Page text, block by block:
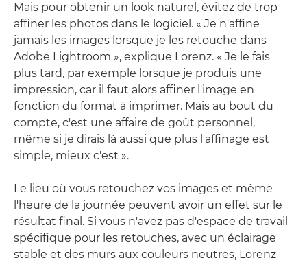
Mais pour obtenir un look naturel, évitez de trop
affiner les photos dans le logiciel. « Je n'affine
jamais les images lorsque je les retouche dans
Adobe Lightroom », explique Lorenz. « Je le fais
plus tard, par exemple lorsque je produis une
impression, car il faut alors affiner l'image en
fonction du format à imprimer. Mais au bout du
compte, c'est une affaire de goût personnel,
même si je dirais là aussi que plus l'affinage est
simple, mieux c'est ».
Le lieu où vous retouchez vos images et même
l'heure de la journée peuvent avoir un effet sur le
résultat final. Si vous n'avez pas d'espace de travail
spécifique pour les retouches, avec un éclairage
stable et des murs aux couleurs neutres, Lorenz